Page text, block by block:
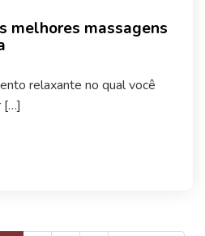
melhores massagens
relaxante no qual você
[…]